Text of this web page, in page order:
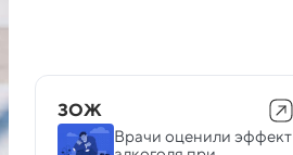
ЗОЖ
Врачи оценили эффект